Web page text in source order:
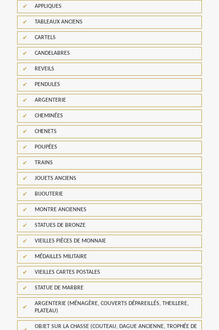
APPLIQUES
TABLEAUX ANCIENS
CARTELS
CANDELABRES
REVEILS
PENDULES
ARGENTERIE
CHEMINÉES
CHENETS
POUPÉES
TRAINS
JOUETS ANCIENS
BIJOUTERIE
MONTRE ANCIENNES
STATUES DE BRONZE
VIEILLES PIÈCES DE MONNAIE
MÉDAILLES MILITAIRE
VIEILLES CARTES POSTALES
STATUE DE MARBRE
ARGENTERIE (MÉNAGÈRE, COUVERTS DÉPAREILLÉS, THEILLERE,
PLATEAU)
OBJET SUR LA CHASSE (COUTEAU, DAGUE ANCIENNE, TROPHÉE DE